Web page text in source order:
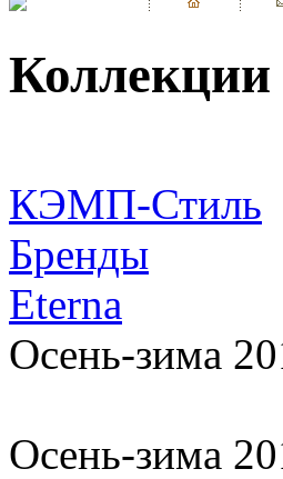
Коллекции
КЭМП-Стиль
Бренды
Eterna
Осень-зима
Осень-зима